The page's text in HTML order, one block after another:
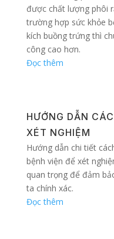
được chất lượng phôi
trường hợp sức khỏe
kích buồng trứng thì
công cao hơn.
Đọc thêm
HƯỚNG DẪN
XÉT NGHIỆM
Hướng dẫn chi tiết
bệnh viện để xét
quan trọng để đảm
ta chính xác.
Đọc thêm